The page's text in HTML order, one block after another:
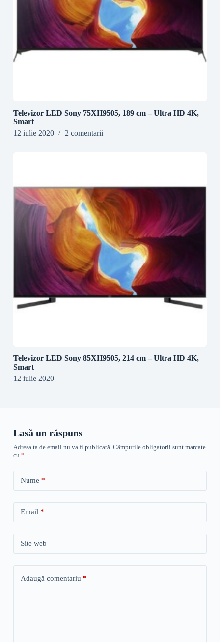
Televizor LED Sony 75XH9505, 189 cm – Ultra HD 4K,
Smart
12 iulie 2020
2 comentarii
Televizor LED Sony 85XH9505, 214 cm – Ultra HD 4K,
Smart
12 iulie 2020
Lasă un răspuns
Adresa ta de email nu va fi publicată. Câmpurile obligatorii sunt marcate
cu *
Nume *
Email*
Site web
Adaugă comentariu *